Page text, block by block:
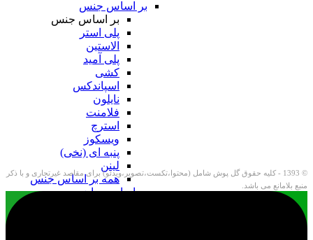
بر اساس جنس
بر اساس جنس
پلی استر
الاستین
پلی آمید
کشی
اسپاندکس
نایلون
فلامنت
استرچ
ویسکوز
پنبه ای (نخی)
لینن
همه بر اساس جنس
بر اساس سایز
© 1393 - کلیه حقوق گل پوش شامل (محتوا،تکست،تصویر،ویدئو) برای مقاصد غیرتجاری و با ذکر
منبع بلامانع می باشد.